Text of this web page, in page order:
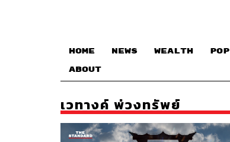
HOME NEWS WEALTH POP
ABOUT
เวทางค์ พ่วงทรัพย์